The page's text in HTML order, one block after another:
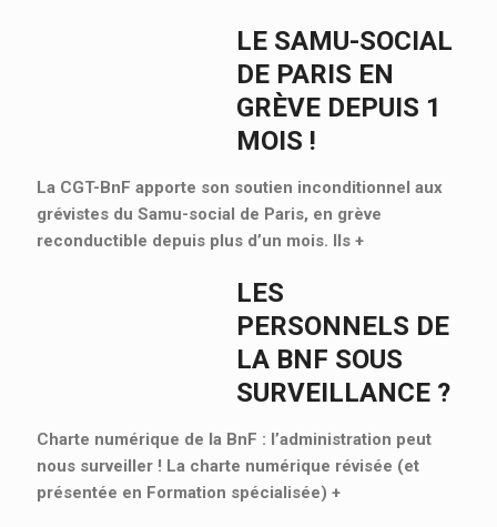
LE SAMU-SOCIAL
DE PARIS EN
GRÈVE DEPUIS 1
MOIS !
La CGT-BnF apporte son soutien inconditionnel aux
grévistes du Samu-social de Paris, en grève
reconductible depuis plus d’un mois. Ils +
LES
PERSONNELS DE
LA BNF SOUS
SURVEILLANCE ?
Charte numérique de la BnF : l’administration peut
nous surveiller ! La charte numérique révisée (et
présentée en Formation spécialisée) +